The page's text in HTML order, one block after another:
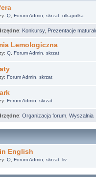
Q, Forum Admin skrzat, olkapolka
: Konkursy, Prezentacje
Lemologiczna
Q, Forum Admin skrzat
Forum Admin skrzat
Forum Admin skrzat
: Organizacja forum Wyszalnia
English
Q, Forum Admin skrzat, liv